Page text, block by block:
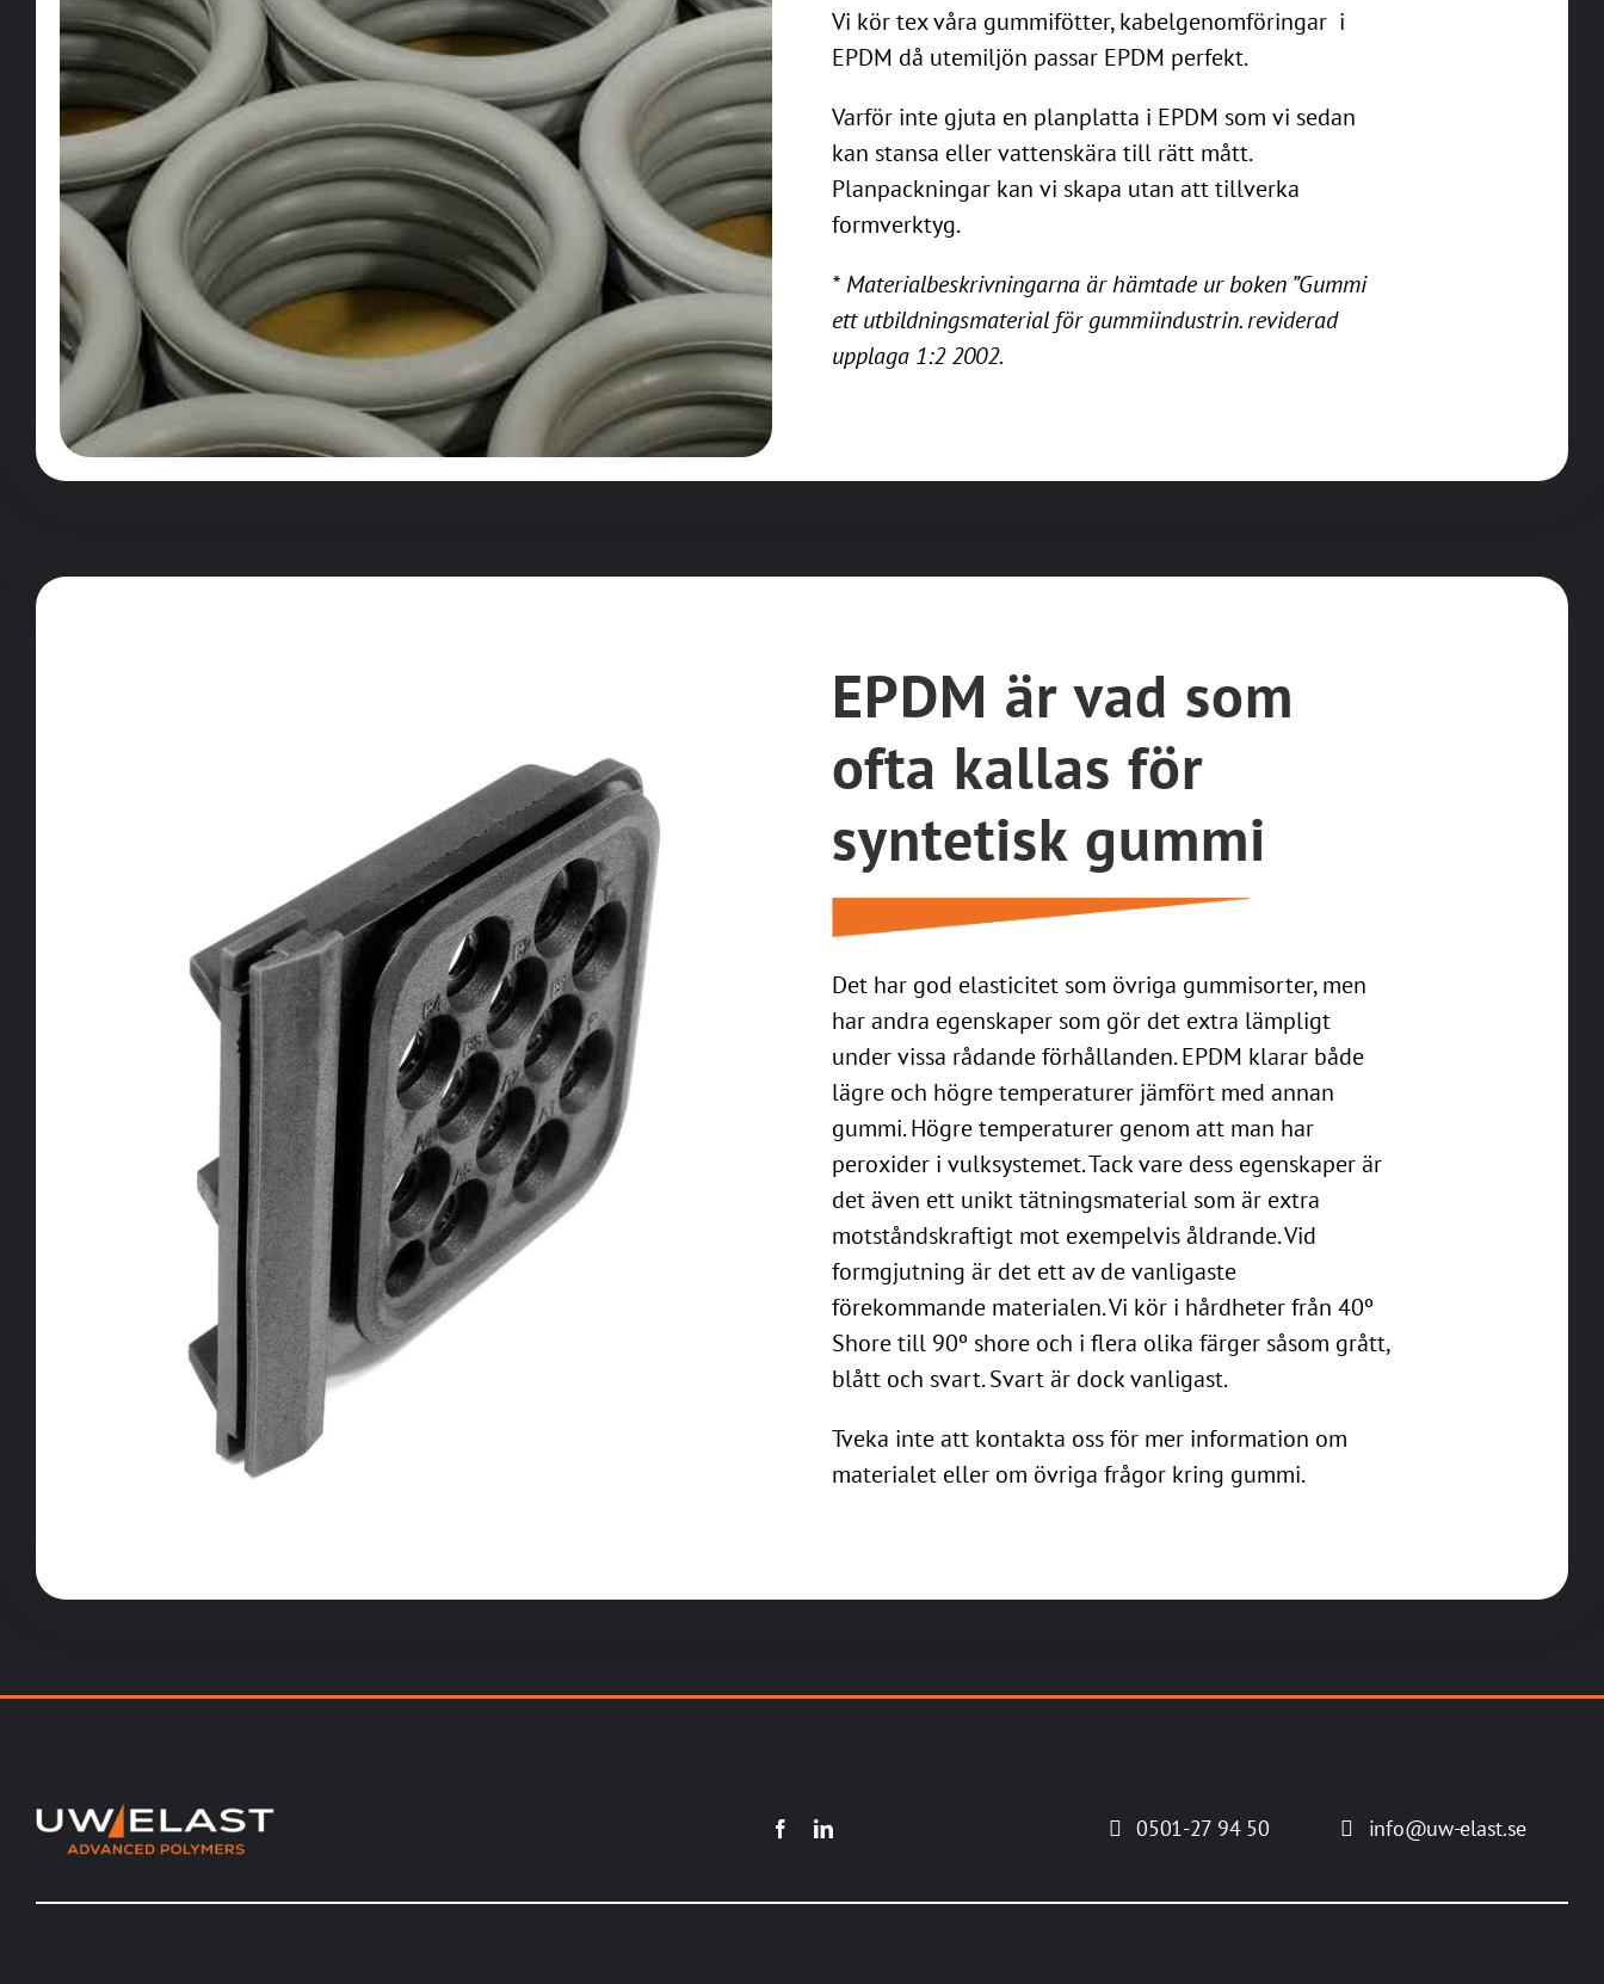
Vi kör tex våra gummifötter, kabelgenomföringar i
EPDM då utemiljön passar EPDM perfekt.
Varför inte gjuta en planplatta i EPDM som vi sedan
kan stansa eller vattenskära till rätt mått.
Planpackningar kan vi skapa utan att tillverka
formverktyg.
* Materialbeskrivningarna är hämtade ur boken ”Gummi
ett utbildningsmaterial för gummiindustrin. reviderad
upplaga 1:2 2002.
EPDM är vad som
ofta kallas för
syntetisk gummi
Det har god elasticitet som övriga gummisorter, men
har andra egenskaper som gör det extra lämpligt
under vissa rådande förhållanden. EPDM klarar både
lägre och högre temperaturer jämfört med annan
gummi. Högre temperaturer genom att man har
peroxider i vulksystemet. Tack vare dess egenskaper är
det även ett unikt tätningsmaterial som är extra
motståndskraftigt mot exempelvis åldrande. Vid
formgjutning är det ett av de vanligaste
förekommande materialen. Vi kör i hårdheter från 40º
Shore till 90º shore och i flera olika färger såsom grått,
blått och svart. Svart är dock vanligast.
Tveka inte att kontakta oss för mer information om
materialet eller om övriga frågor kring gummi.
0501-27 94 50 info@uw-elast.se